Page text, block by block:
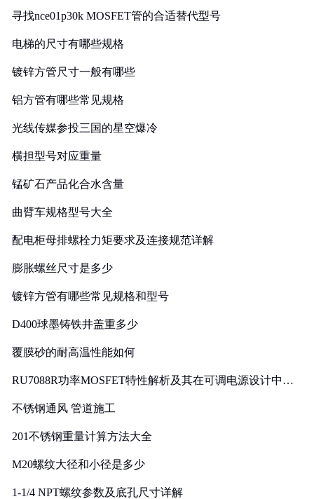
寻找nce01p30k MOSFET管的合适替代型号
电梯的尺寸有哪些规格
镀锌方管尺寸一般有哪些
铝方管有哪些常见规格
光线传媒参投三国的星空爆冷
横担型号对应重量
锰矿石产品化合水含量
曲臂车规格型号大全
配电柜母排螺栓力矩要求及连接规范详解
膨胀螺丝尺寸是多少
镀锌方管有哪些常见规格和型号
D400球墨铸铁井盖重多少
覆膜砂的耐高温性能如何
RU7088R功率MOSFET特性解析及其在可调电源设计中的
不锈钢通风 管道施工
201不锈钢重量计算方法大全
M20螺纹大径和小径是多少
1-1/4 NPT螺纹参数及底孔尺寸详解